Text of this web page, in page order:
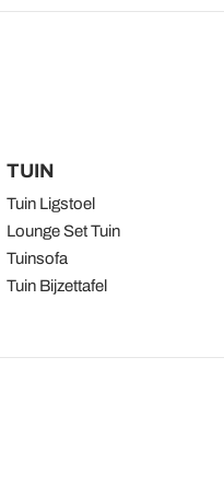
TUIN
Tuin Ligstoel
Lounge Set Tuin
Tuinsofa
Tuin Bijzettafel